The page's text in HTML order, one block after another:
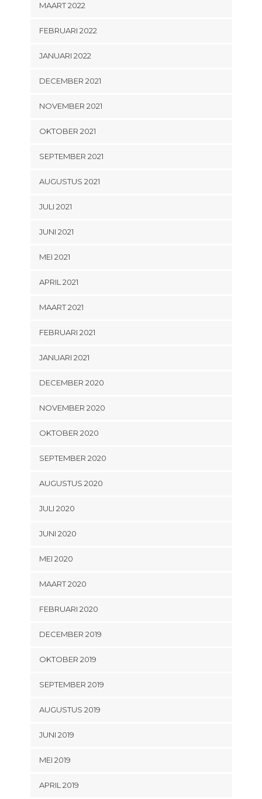
MAART 2022
FEBRUARI 2022
JANUARI 2022
DECEMBER 2021
NOVEMBER 2021
OKTOBER 2021
SEPTEMBER 2021
AUGUSTUS 2021
JULI 2021
JUNI 2021
MEI 2021
APRIL 2021
MAART 2021
FEBRUARI 2021
JANUARI 2021
DECEMBER 2020
NOVEMBER 2020
OKTOBER 2020
SEPTEMBER 2020
AUGUSTUS 2020
JULI 2020
JUNI 2020
MEI 2020
MAART 2020
FEBRUARI 2020
DECEMBER 2019
OKTOBER 2019
SEPTEMBER 2019
AUGUSTUS 2019
JUNI 2019
MEI 2019
APRIL 2019